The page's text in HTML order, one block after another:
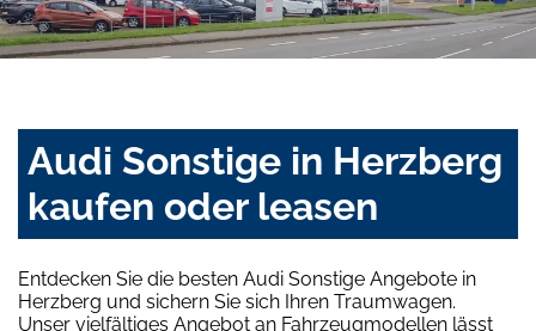
Audi Sonstige in Herzberg
kaufen oder leasen
Entdecken Sie die besten Audi Sonstige Angebote in
Herzberg und sichern Sie sich Ihren Traumwagen.
Unser vielfältiges Angebot an Fahrzeugmodellen lässt